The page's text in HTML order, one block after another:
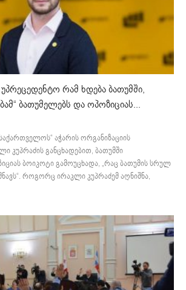
რამ ხდება ბათუმში,
ბათუმელებს და ოპოზიციას...
აჭარის ორგანიზაციის
კუპრაძის განცხადებით, ბათუმში
ბოიკოტი გამოუცხადა, „რაც ბათუმის სრულ
როგორც ირაკლი კუპრაძემ აღნიშნა,